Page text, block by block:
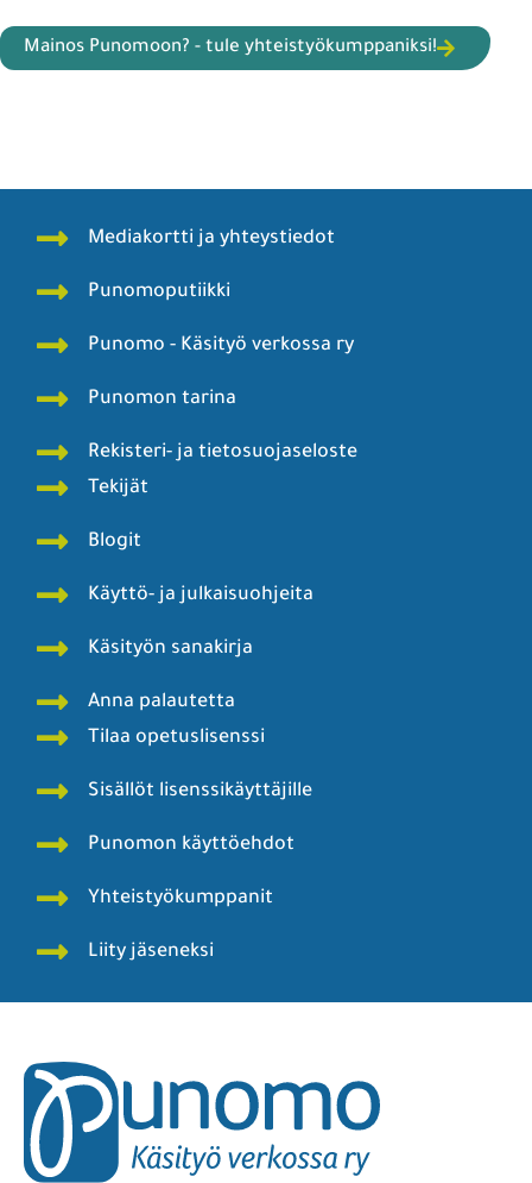
Mainos Punomoon? - tule yhteistyökumppaniksi!
Mediakortti ja yhteystiedot
Punomoputiikki
Punomo - Käsityö verkossa ry
Punomon tarina
Rekisteri- ja tietosuojaseloste
Tekijät
Blogit
Käyttö- ja julkaisuohjeita
Käsityön sanakirja
Anna palautetta
Tilaa opetuslisenssi
Sisällöt lisenssikäyttäjille
Punomon käyttöehdot
Yhteistyökumppanit
Liity jäseneksi